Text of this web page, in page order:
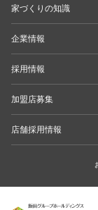
家づくりの知識
企業情報
採用情報
加盟店募集
店舗採用情報